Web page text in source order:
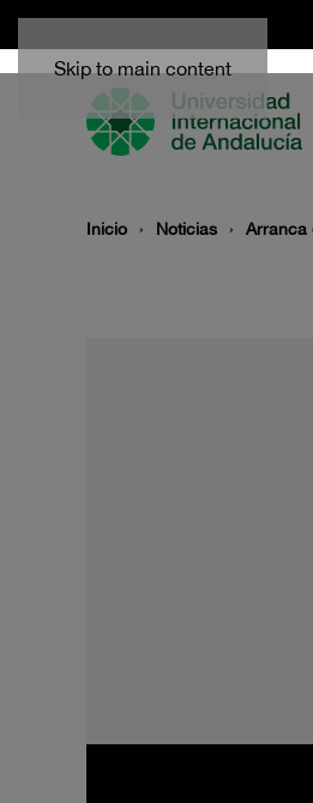
Skip to main content
Inicio Noticias Arranca